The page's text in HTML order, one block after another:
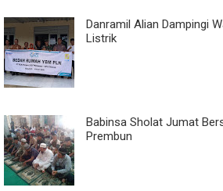
Danramil Alian Dampingi
Listrik
Babinsa Sholat Jumat
Prembun